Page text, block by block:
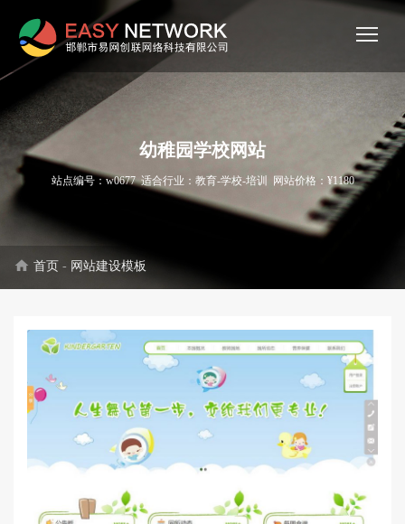
幼稚园学校网站
站点编号：w0677 适合行业：教育-学校-培训 网站价格：¥1180
home 首页 - 网站建设模板